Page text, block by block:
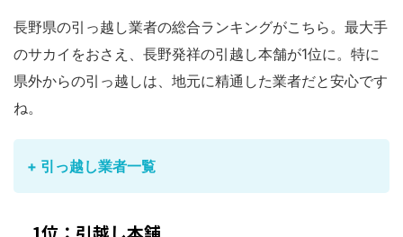
長野県の引っ越し業者の総合ランキングがこちら。最大手
のサカイをおさえ、長野発祥の引越し本舗が1位に。特に
県外からの引っ越しは、地元に精通した業者だと安心です
ね。
+ 引っ越し業者一覧
1位：引越し本舗